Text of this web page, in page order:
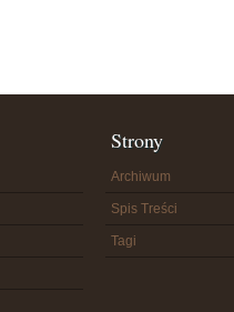
Strony
Archiwum
Spis Treści
Tagi